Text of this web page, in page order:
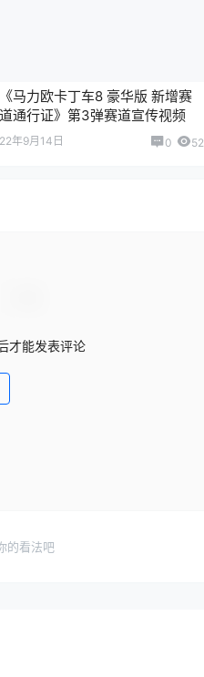
《马力欧卡丁车8 豪华版 新增赛
道通行证》第3弹赛道宣传视频
22年9月14日 0 52
才能发表评论
的看法吧